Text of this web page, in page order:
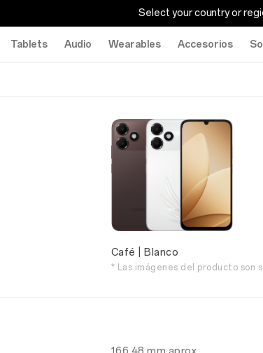
Select your country or
Tablets Audio Wearables Accesorios
Café | Blanco
* Las imágenes del producto son